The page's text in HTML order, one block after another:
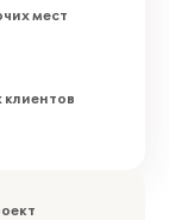
мест